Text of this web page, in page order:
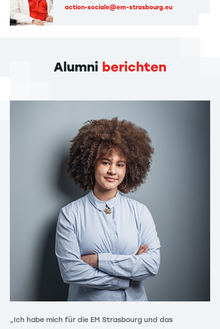
action-sociale@em-strasbourg.eu
Alumni berichten
„Ich habe mich für die EM Strasbourg und das